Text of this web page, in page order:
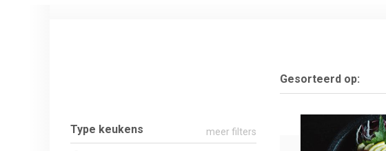
Type keukens meer filters
Gesorteerd op: